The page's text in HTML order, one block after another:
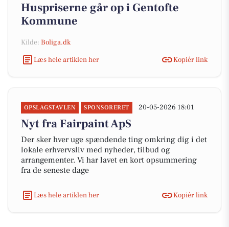
Huspriserne går op i Gentofte
Kommune
Kilde: Boliga.dk
Læs hele artiklen her
Kopiér link
OPSLAGSTAVLEN SPONSORERET 20-05-2026 18:01
Nyt fra Fairpaint ApS
Der sker hver uge spændende ting omkring dig i det
lokale erhvervsliv med nyheder, tilbud og
arrangementer. Vi har lavet en kort opsummering
fra de seneste dage
Læs hele artiklen her Kopiér link